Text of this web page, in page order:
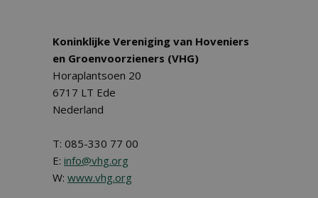
Koninklijke Vereniging van Hoveniers
en Groenvoorzieners (VHG)
Horaplantsoen 20
6717 LT Ede
Nederland
T: 085-330 77 00
E: info@vhg.org
W: www.vhg.org